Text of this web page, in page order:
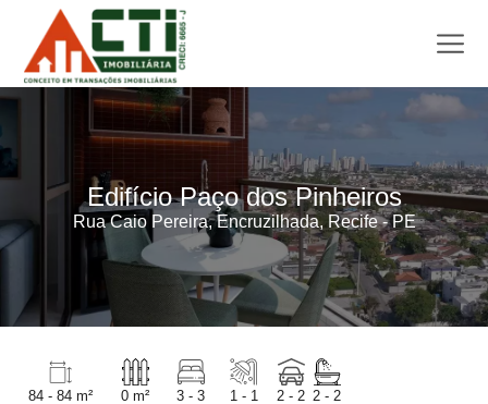
Edifício Paço dos Pinheiros
Rua Caio Pereira, Encruzilhada, Recife - PE
84 - 84 m²
0 m²
3 - 3
1 - 1
2 - 2 2 - 2